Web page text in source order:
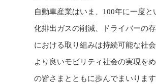
自動車産業はいま、100年に一度
化排出ガスの削減、ドライバーの
における取り組みは持続可能な社
より良いモビリティ社会の実現を
の皆さまとともに歩んでまいります